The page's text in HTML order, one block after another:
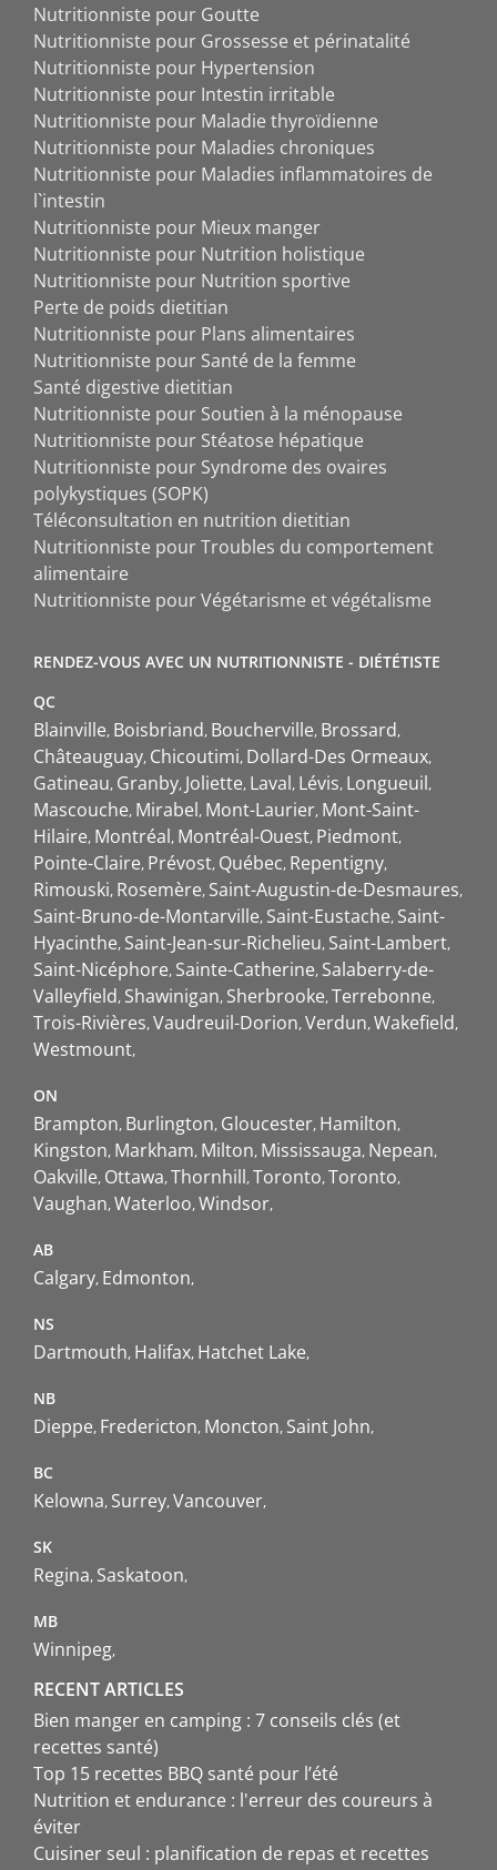
Nutritionniste pour Goutte
Nutritionniste pour Grossesse et périnatalité
Nutritionniste pour Hypertension
Nutritionniste pour Intestin irritable
Nutritionniste pour Maladie thyroïdienne
Nutritionniste pour Maladies chroniques
Nutritionniste pour Maladies inflammatoires de
l`intestin
Nutritionniste pour Mieux manger
Nutritionniste pour Nutrition holistique
Nutritionniste pour Nutrition sportive
Perte de poids dietitian
Nutritionniste pour Plans alimentaires
Nutritionniste pour Santé de la femme
Santé digestive dietitian
Nutritionniste pour Soutien à la ménopause
Nutritionniste pour Stéatose hépatique
Nutritionniste pour Syndrome des ovaires
polykystiques (SOPK)
Téléconsultation en nutrition dietitian
Nutritionniste pour Troubles du comportement
alimentaire
Nutritionniste pour Végétarisme et végétalisme
RENDEZ-VOUS AVEC UN NUTRITIONNISTE - DIÉTÉTISTE
QC
Blainville Boisbriand Boucherville Brossard
Châteauguay Chicoutimi Dollard-Des Ormeaux
Gatineau Granby Joliette Laval Lévis Longueuil
Mascouche Mirabel Mont-Laurier Mont-Saint-
Hilaire Montréal Montréal-Ouest Piedmont
Pointe-Claire Prévost Québec Repentigny
Rimouski Rosemère Saint-Augustin-de-Desmaures
Saint-Bruno-de-Montarville Saint-Eustache Saint-
Hyacinthe Saint-Jean-sur-Richelieu Saint-Lambert
Saint-Nicéphore Sainte-Catherine Salaberry-de-
Valleyfield Shawinigan Sherbrooke Terrebonne
Trois-Rivières Vaudreuil-Dorion Verdun Wakefield
Westmount
ON
Brampton Burlington Gloucester Hamilton
Kingston Markham Milton Mississauga Nepean
Oakville Ottawa Thornhill Toronto Toronto
Vaughan Waterloo Windsor
AB
Calgary Edmonton
NS
Dartmouth Halifax Hatchet Lake
NB
Dieppe Fredericton Moncton Saint John
BC
Kelowna Surrey Vancouver
SK
Regina Saskatoon
MB
Winnipeg
RECENT ARTICLES
Bien manger en camping : 7 conseils clés (et
recettes santé)
Top 15 recettes BBQ santé pour l’été
Nutrition et endurance : l'erreur des coureurs à
éviter
Cuisiner seul : planification de repas et recettes